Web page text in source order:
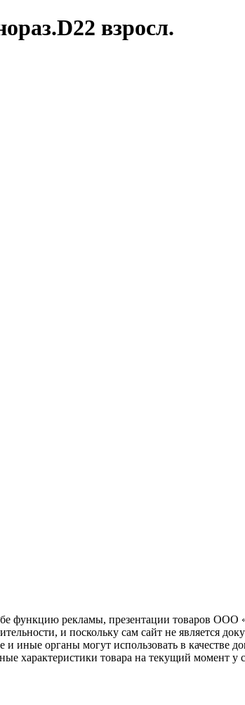
взросл.
функцию рекламы, презентации товаров
и поскольку сам сайт не является
иные органы могут использовать в качестве
характеристики товара на текущий момент у